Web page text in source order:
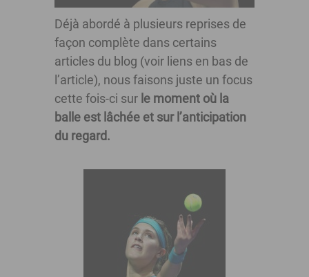
Déjà abordé à plusieurs reprises de
façon complète dans certains
articles du blog (voir liens en bas de
l’article), nous faisons juste un focus
cette fois-ci sur le moment où la
balle est lâchée et sur l’anticipation
du regard.